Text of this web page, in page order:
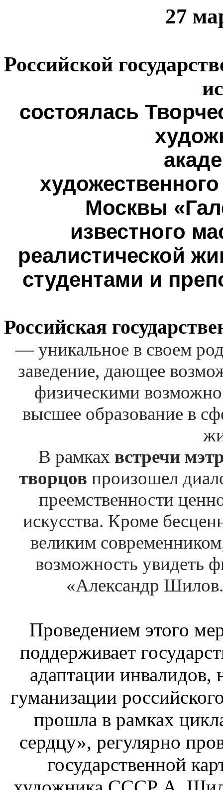
27
Российской
состоялась
Москвы
известного
реалистической
студентами и
Российская
— уникальное в своем
заведение, дающее
физическими
высшее образование в
В рамках встречи
творцов произошел
преемственности
искусства. Кроме
великим
возможность увидеть
«Александр
Проведением этого
поддерживает
адаптации
гуманизации
прошла в рамках
сердцу», регулярно
государственной